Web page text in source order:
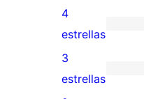
valoraciones
de
5
estrellas
0
valoraciones
de
4
4
estrellas
0
3
estrellas